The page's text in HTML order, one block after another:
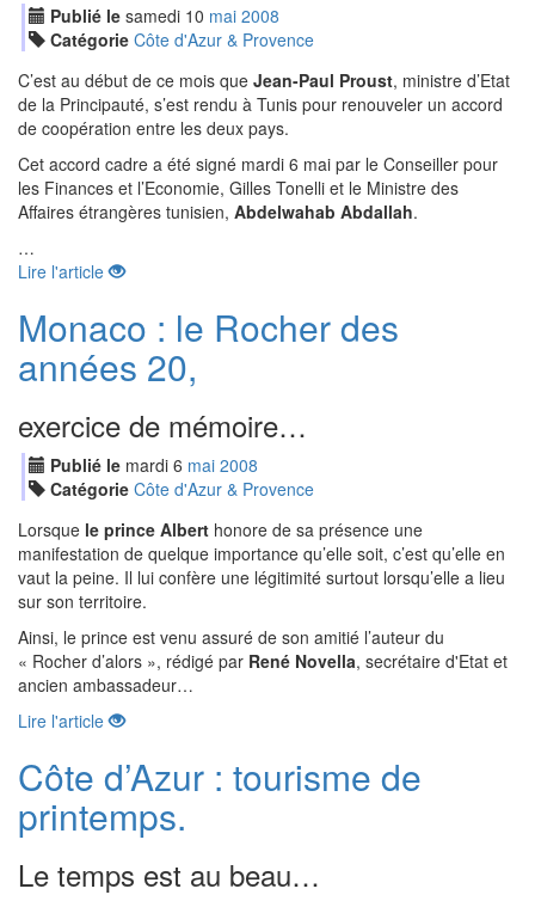
Publié le samedi 10 mai 2008
Catégorie Côte d'Azur & Provence
C’est au début de ce mois que Jean-Paul Proust, ministre d’Etat
de la Principauté, s’est rendu à Tunis pour renouveler un accord
de coopération entre les deux pays.
Cet accord cadre a été signé mardi 6 mai par le Conseiller pour
les Finances et l’Economie, Gilles Tonelli et le Ministre des
Affaires étrangères tunisien, Abdelwahab Abdallah.
…
Lire l'article
Monaco : le Rocher des
années 20,
exercice de mémoire…
Publié le mardi 6 mai 2008
Catégorie Côte d'Azur & Provence
Lorsque le prince Albert honore de sa présence une
manifestation de quelque importance qu’elle soit, c’est qu’elle en
vaut la peine. Il lui confère une légitimité surtout lorsqu’elle a lieu
sur son territoire.
Ainsi, le prince est venu assuré de son amitié l’auteur du
« Rocher d’alors », rédigé par René Novella, secrétaire d'Etat et
ancien ambassadeur…
Lire l'article
Côte d’Azur : tourisme de
printemps.
Le temps est au beau…